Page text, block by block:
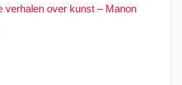
verhalen over kunst – Manon